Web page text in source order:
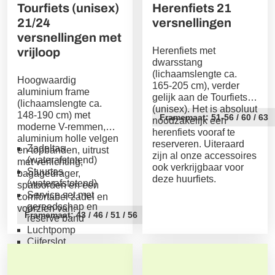
Transfer Riva-Torbola €125 pp, toeslag eigen fiets
€49
Tourfiets (unisex)
21/24
versnellingen met
vrijloop
Hoogwaardig
aluminium frame
(lichaamslengte ca.
148-190 cm) met
moderne V-remmen,
aluminium holle velgen
en topbanden, uitrust
met verlichting,
bagagedrager,
spatborden en een
comfortabel zadel en
voorzien van:
Zadeltas
(waterafstotend)
Stuurtas
(waterafstotend)
Service set met
gereedschap en
reserve band
Luchtpomp
Cijferslot
Framemaat: 43 / 46 / 51 / 56
Herenfiets 21
versnellingen
Herenfiets met
dwarsstang
(lichaamslengte ca.
165-205 cm), verder
gelijk aan de Tourfiets
(unisex). Het is absoluut
noodzakelijk een
herenfiets vooraf te
reserveren. Uiteraard
zijn al onze accessoires
ook verkrijgbaar voor
deze huurfiets.
Framemaat: 51-56 / 60 / 63